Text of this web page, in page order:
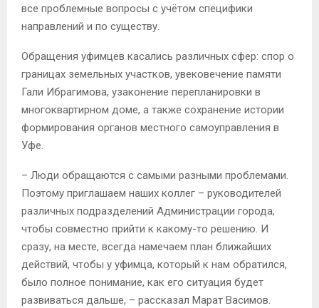
все проблемные вопросы с учётом специфики
направлений и по существу.
Обращения уфимцев касались различных сфер: спор о
границах земельных участков, увековечение памяти
Гали Ибрагимова, узаконение перепланировки в
многоквартирном доме, а также сохранение истории
формирования органов местного самоуправления в
Уфе.
– Люди обращаются с самыми разными проблемами.
Поэтому приглашаем наших коллег – руководителей
различных подразделений Администрации города,
чтобы совместно прийти к какому-то решению. И
сразу, на месте, всегда намечаем план ближайших
действий, чтобы у уфимца, который к нам обратился,
было полное понимание, как его ситуация будет
развиваться дальше, – рассказал Марат Васимов.